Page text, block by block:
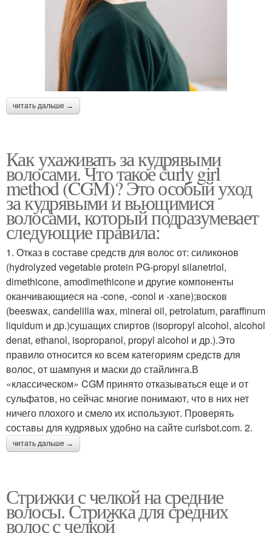
читать дальше →
Как ухаживать за кудрявыми
волосами. Что такое curly girl
method (CGM)? Это особый уход
за кудрявыми и вьющимися
волосами, который подразумевает
следующие правила:
1. Отказ в составе средств для волос от: силиконов
(hydrolyzed vegetable protein PG-propyl silanetriol,
dimethicone, amodimethicone и другие компоненты
оканчивающиеся на -cone, -conol и -xane);восков
(beeswax, candelilla wax, mineral oil, petrolatum, paraffinum
liquidum и др.)сушащих спиртов (isopropyl alcohol, alcohol
denat, ethanol, isopropanol, propyl alcohol и др.).Это
правило относится ко всем категориям средств для
волос, от шампуня и маски до стайлинга.В
«классическом» CGM принято отказываться еще и от
сульфатов, но сейчас многие понимают, что в них нет
ничего плохого и смело их используют. Проверять
составы для кудрявых удобно на сайте curlsbot.com. 2.
читать дальше →
Стрижки с челкой на средние
волосы. Стрижка для средних
волос с челкой